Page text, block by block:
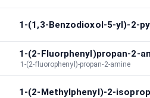
1-(1,3-Benzodioxol-5-yl)-2-
1-(2-Fluorphenyl)propan-2-
1-(2-fluorophenyl)-propan-2-amine
1-(2-Methylphenyl)-2-